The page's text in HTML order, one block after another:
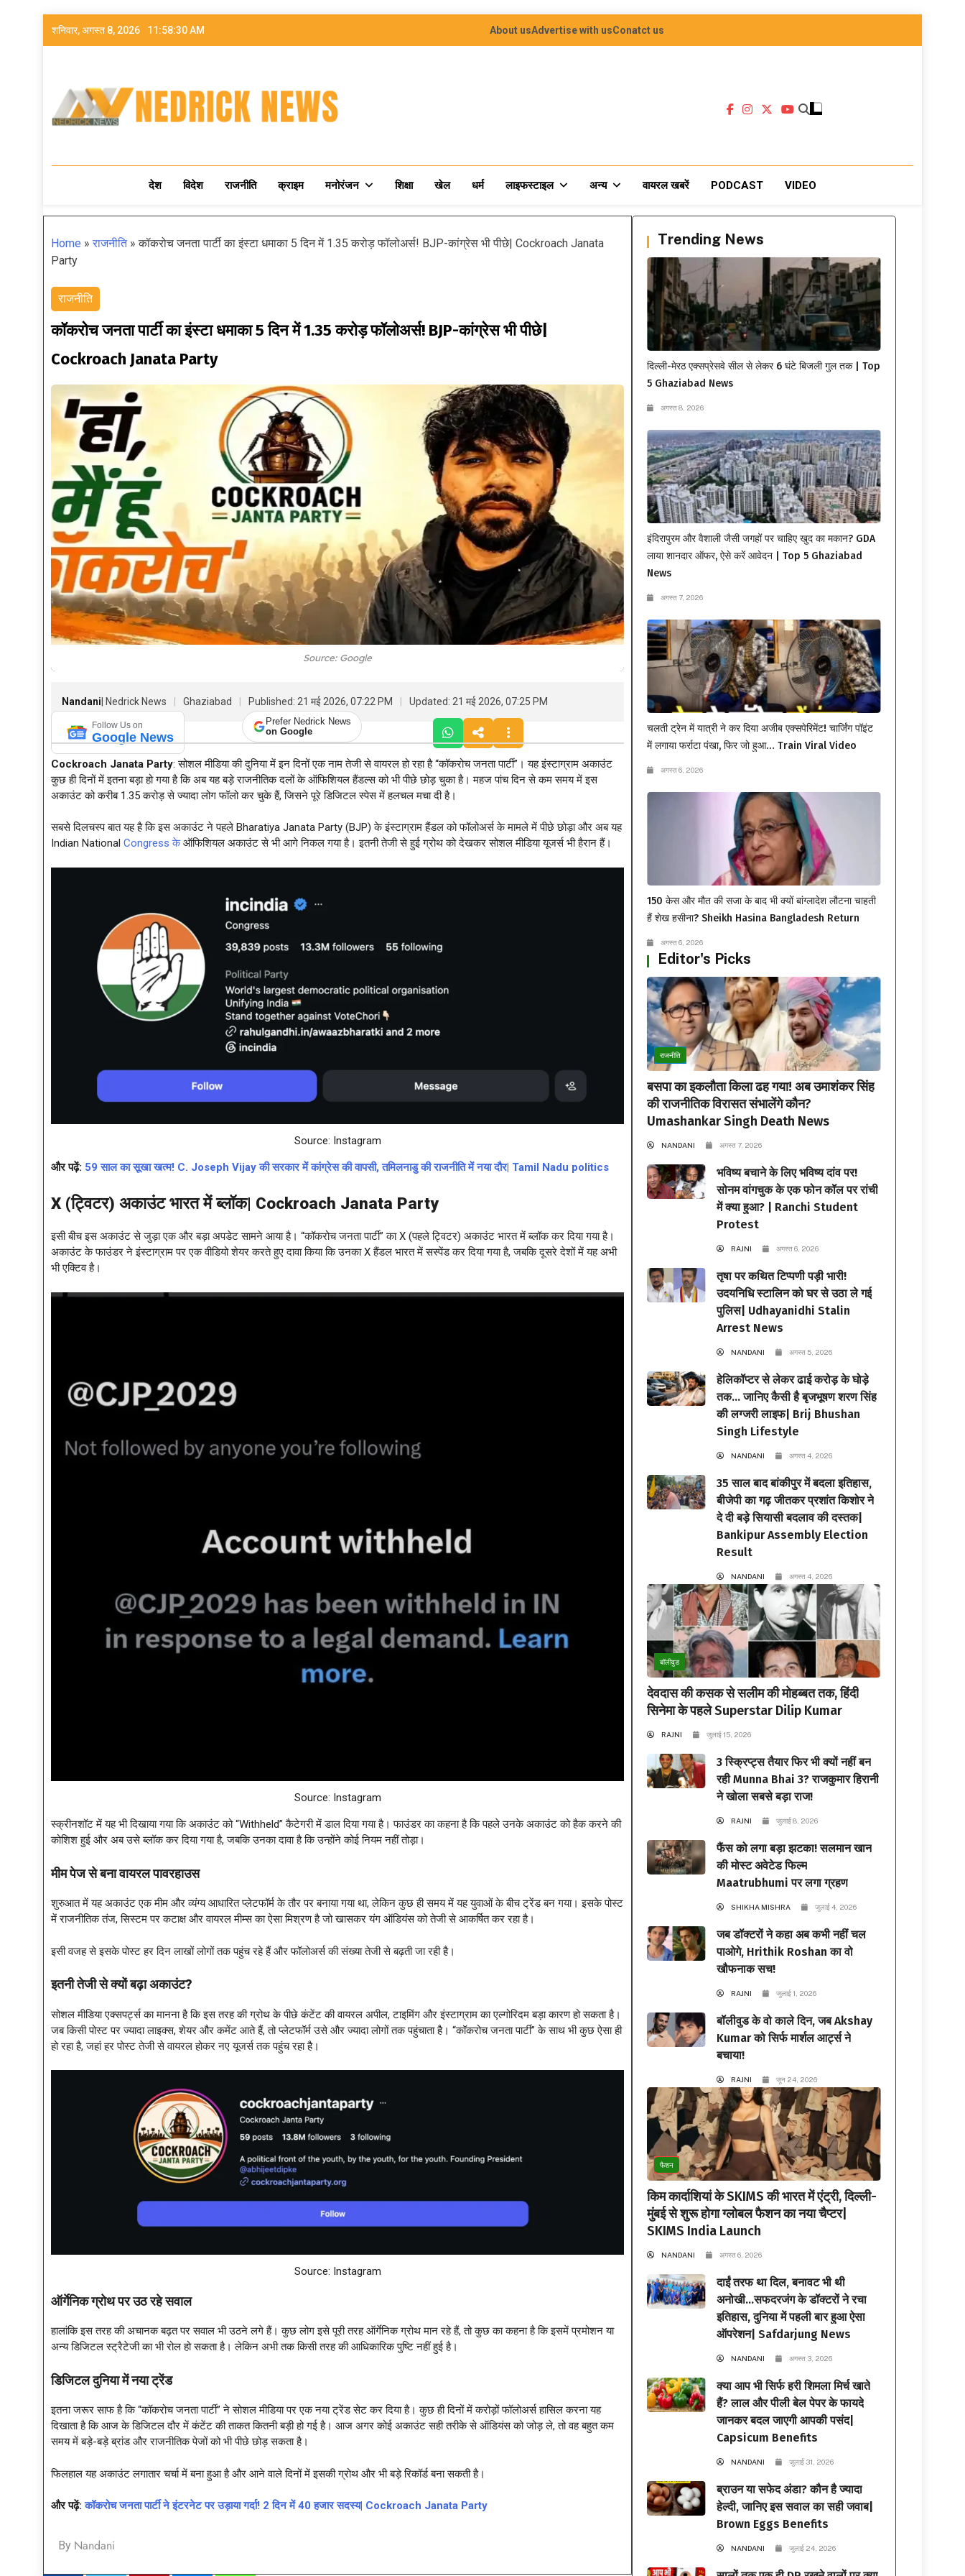
शनिवार, अगस्त 8, 2026 11:58:32 AM About usAdvertise with usConatct us
NEDRICK NEWS
देश विदेश राजनीति क्राइम मनोरंजन शिक्षा खेल धर्म लाइफस्टाइल अन्य वायरल खबरें PODCAST VIDEO
Home »राजनीति»कॉकरोच जनता पार्टी का इंस्टा धमाका 5 दिन में 1.35 करोड़ फॉलोअर्स! BJP-कांग्रेस भी पीछे| Cockroach Janata
Party
राजनीति
कॉकरोच जनता पार्टी का इंस्टा धमाका 5 दिन में 1.35 करोड़ फॉलोअर्स! BJP-कांग्रेस भी पीछे|
Cockroach Janata Party
Source: Google
Nandani | Nedrick News Ghaziabad Published: 21 मई 2026, 07:22 PM Updated: 21 मई 2026, 07:25 PM
Follow Us on
Google News
Prefer Nedrick News
on Google
Cockroach Janata Party: सोशल मीडिया की दुनिया में इन दिनों एक नाम तेजी से वायरल हो रहा है “कॉकरोच जनता पार्टी”। यह इंस्टाग्राम अकाउंट
कुछ ही दिनों में इतना बड़ा हो गया है कि अब यह बड़े राजनीतिक दलों के ऑफिशियल हैंडल्स को भी पीछे छोड़ चुका है। महज पांच दिन से कम समय में इस
अकाउंट को करीब 1.35 करोड़ से ज्यादा लोग फॉलो कर चुके हैं, जिसने पूरे डिजिटल स्पेस में हलचल मचा दी है।
सबसे दिलचस्प बात यह है कि इस अकाउंट ने पहले Bharatiya Janata Party (BJP) के इंस्टाग्राम हैंडल को फॉलोअर्स के मामले में पीछे छोड़ा और अब यह
Indian National Congress केऑफिशियल अकाउंट से भी आगे निकल गया है। इतनी तेजी से हुई ग्रोथ को देखकर सोशल मीडिया यूजर्स भी हैरान हैं।
Source: Instagram
और पढ़ें: 59 साल का सूखा खत्म! C. Joseph Vijay की सरकार में कांग्रेस की वापसी, तमिलनाडु की राजनीति में नया दौर| Tamil Nadu politics
X (ट्विटर) अकाउंट भारत में ब्लॉक| Cockroach Janata Party
इसी बीच इस अकाउंट से जुड़ा एक और बड़ा अपडेट सामने आया है। “कॉकरोच जनता पार्टी” का X (पहले ट्विटर) अकाउंट भारत में ब्लॉक कर दिया गया है।
अकाउंट के फाउंडर ने इंस्टाग्राम पर एक वीडियो शेयर करते हुए दावा किया कि उनका X हैंडल भारत में सस्पेंड कर दिया गया है, जबकि दूसरे देशों में यह अभी
भी एक्टिव है।
Source: Instagram
स्क्रीनशॉट में यह भी दिखाया गया कि अकाउंट को “Withheld” कैटेगरी में डाल दिया गया है। फाउंडर का कहना है कि पहले उनके अकाउंट को हैक करने की
कोशिश हुई और अब उसे ब्लॉक कर दिया गया है, जबकि उनका दावा है कि उन्होंने कोई नियम नहीं तोड़ा।
मीम पेज से बना वायरल पावरहाउस
शुरुआत में यह अकाउंट एक मीम और व्यंग्य आधारित प्लेटफॉर्म के तौर पर बनाया गया था, लेकिन कुछ ही समय में यह युवाओं के बीच ट्रेंड बन गया। इसके पोस्ट
में राजनीतिक तंज, सिस्टम पर कटाक्ष और वायरल मीम्स का ऐसा मिश्रण है जो खासकर यंग ऑडियंस को तेजी से आकर्षित कर रहा है।
इसी वजह से इसके पोस्ट हर दिन लाखों लोगों तक पहुंच रहे हैं और फॉलोअर्स की संख्या तेजी से बढ़ती जा रही है।
इतनी तेजी से क्यों बढ़ा अकाउंट?
सोशल मीडिया एक्सपर्ट्स का मानना है कि इस तरह की ग्रोथ के पीछे कंटेंट की वायरल अपील, टाइमिंग और इंस्टाग्राम का एल्गोरिदम बड़ा कारण हो सकता है।
जब किसी पोस्ट पर ज्यादा लाइक्स, शेयर और कमेंट आते हैं, तो प्लेटफॉर्म उसे और ज्यादा लोगों तक पहुंचाता है। “कॉकरोच जनता पार्टी” के साथ भी कुछ ऐसा ही
हो रहा है, जहां हर पोस्ट तेजी से वायरल होकर नए यूजर्स तक पहुंच रहा है।
Source: Instagram
ऑर्गेनिक ग्रोथ पर उठ रहे सवाल
हालांकि इस तरह की अचानक बढ़त पर सवाल भी उठने लगे हैं। कुछ लोग इसे पूरी तरह ऑर्गेनिक ग्रोथ मान रहे हैं, तो कुछ का कहना है कि इसमें प्रमोशन या
अन्य डिजिटल स्ट्रैटेजी का भी रोल हो सकता है। लेकिन अभी तक किसी तरह की आधिकारिक पुष्टि नहीं हुई है।
डिजिटल दुनिया में नया ट्रेंड
इतना जरूर साफ है कि “कॉकरोच जनता पार्टी” ने सोशल मीडिया पर एक नया ट्रेंड सेट कर दिया है। कुछ ही दिनों में करोड़ों फॉलोअर्स हासिल करना यह
दिखाता है कि आज के डिजिटल दौर में कंटेंट की ताकत कितनी बड़ी हो गई है। आज अगर कोई अकाउंट सही तरीके से ऑडियंस को जोड़ ले, तो वह बहुत कम
समय में बड़े-बड़े ब्रांड और राजनीतिक पेजों को भी पीछे छोड़ सकता है।
फिलहाल यह अकाउंट लगातार चर्चा में बना हुआ है और आने वाले दिनों में इसकी ग्रोथ और भी बड़े रिकॉर्ड बना सकती है।
और पढ़ें:कॉकरोच जनता पार्टी ने इंटरनेट पर उड़ाया गर्दा! 2 दिन में 40 हजार सदस्य| Cockroach Janata Party
By Nandani
Trending News
दिल्ली-मेरठ एक्सप्रेसवे सील से लेकर 6 घंटे बिजली गुल तक | Top
5 Ghaziabad News
अगस्त 8, 2026
इंदिरापुरम और वैशाली जैसी जगहों पर चाहिए खुद का मकान? GDA
लाया शानदार ऑफर, ऐसे करें आवेदन | Top 5 Ghaziabad
News
अगस्त 7, 2026
चलती ट्रेन में यात्री ने कर दिया अजीब एक्सपेरिमेंट! चार्जिंग पॉइंट
में लगाया फर्राटा पंखा, फिर जो हुआ… Train Viral Video
अगस्त 6, 2026
150 केस और मौत की सजा के बाद भी क्यों बांग्लादेश लौटना चाहती
हैं शेख हसीना? Sheikh Hasina Bangladesh Return
अगस्त 6, 2026
Editor's Picks
राजनीति
बसपा का इकलौता किला ढह गया! अब उमाशंकर सिंह
की राजनीतिक विरासत संभालेंगे कौन?
Umashankar Singh Death News
NANDANI अगस्त 7, 2026
भविष्य बचाने के लिए भविष्य दांव पर!
सोनम वांगचुक के एक फोन कॉल पर रांची
में क्या हुआ? | Ranchi Student
Protest
RAJNI अगस्त 6, 2026
तृषा पर कथित टिप्पणी पड़ी भारी!
उदयनिधि स्टालिन को घर से उठा ले गई
पुलिस| Udhayanidhi Stalin
Arrest News
NANDANI अगस्त 5, 2026
हेलिकॉप्टर से लेकर ढाई करोड़ के घोड़े
तक… जानिए कैसी है बृजभूषण शरण सिंह
की लग्जरी लाइफ| Brij Bhushan
Singh Lifestyle
NANDANI अगस्त 4, 2026
35 साल बाद बांकीपुर में बदला इतिहास,
बीजेपी का गढ़ जीतकर प्रशांत किशोर ने
दे दी बड़े सियासी बदलाव की दस्तक|
Bankipur Assembly Election
Result
NANDANI अगस्त 4, 2026
बॉलीवुड
देवदास की कसक से सलीम की मोहब्बत तक, हिंदी
सिनेमा के पहले Superstar Dilip Kumar
RAJNI जुलाई 15, 2026
3 स्क्रिप्ट्स तैयार फिर भी क्यों नहीं बन
रही Munna Bhai 3? राजकुमार हिरानी
ने खोला सबसे बड़ा राज!
RAJNI जुलाई 8, 2026
फैंस को लगा बड़ा झटका! सलमान खान
की मोस्ट अवेटेड फिल्म
Maatrubhumi पर लगा ग्रहण
SHIKHA MISHRA जुलाई 4, 2026
जब डॉक्टरों ने कहा अब कभी नहीं चल
पाओगे, Hrithik Roshan का वो
खौफनाक सच!
RAJNI जुलाई 1, 2026
बॉलीवुड के वो काले दिन, जब Akshay
Kumar को सिर्फ मार्शल आर्ट्स ने
बचाया!
RAJNI जून 24, 2026
फैशन
किम कार्दाशियां के SKIMS की भारत में एंट्री, दिल्ली-
मुंबई से शुरू होगा ग्लोबल फैशन का नया चैप्टर|
SKIMS India Launch
NANDANI अगस्त 6, 2026
दाईं तरफ था दिल, बनावट भी थी
अनोखी…सफदरजंग के डॉक्टरों ने रचा
इतिहास, दुनिया में पहली बार हुआ ऐसा
ऑपरेशन| Safdarjung News
NANDANI अगस्त 3, 2026
क्या आप भी सिर्फ हरी शिमला मिर्च खाते
हैं? लाल और पीली बेल पेपर के फायदे
जानकर बदल जाएगी आपकी पसंद|
Capsicum Benefits
NANDANI जुलाई 31, 2026
ब्राउन या सफेद अंडा? कौन है ज्यादा
हेल्दी, जानिए इस सवाल का सही जवाब|
Brown Eggs Benefits
NANDANI जुलाई 24, 2026